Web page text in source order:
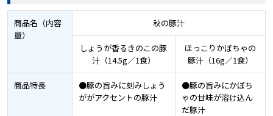
商品名 （内容
量）
秋の豚汁
しょうが香るきのこの豚
汁（14.5g／1食）
ほっこりかぼちゃの
豚汁（16g／1食）
商品特長
●豚の旨みに刻みしょう
ががアクセントの豚汁
●豚の旨みにかぼち
ゃの甘味が溶け込ん
だ豚汁